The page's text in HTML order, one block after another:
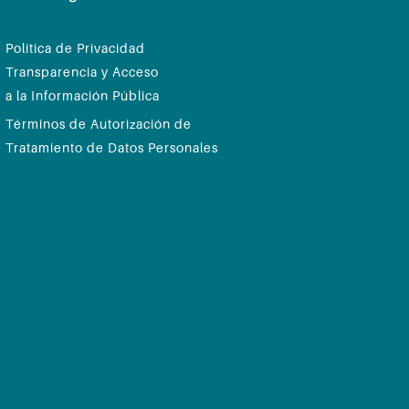
Política de Privacidad
Transparencia y Acceso
a la Información Pública
Términos de Autorización de
Tratamiento de Datos Personales